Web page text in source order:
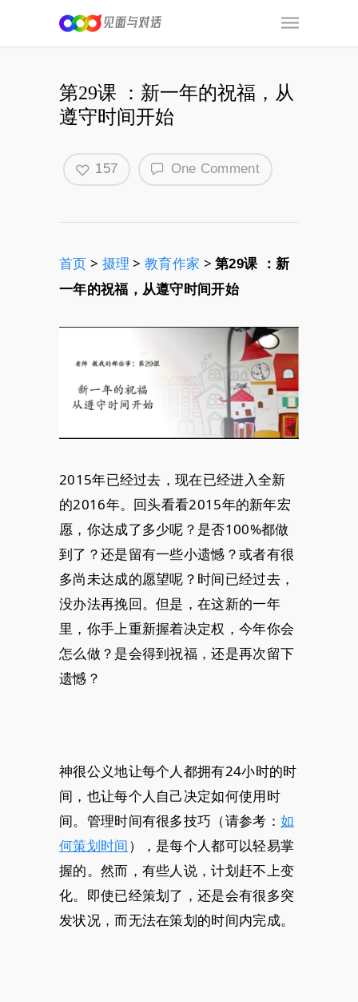
第29课 ：新一年的祝福，从
遵守时间开始
One Comment
157
首页 > 摄理 >教育作家 >第29课 ：新
一年的祝福，从遵守时间开始
2015年已经过去，现在已经进入全新
的2016年。回头看看2015年的新年宏
愿，你达成了多少呢？是否100%都做
到了？还是留有一些小遗憾？或者有很
多尚未达成的愿望呢？时间已经过去，
没办法再挽回。但是，在这新的一年
里，你手上重新握着决定权，今年你会
怎么做？是会得到祝福，还是再次留下
遗憾？
神很公义地让每个人都拥有24小时的时
间，也让每个人自己决定如何使用时
间。管理时间有很多技巧（请参考： 如
何策划时间），是每个人都可以轻易掌
握的。然而，有些人说，计划赶不上变
化。即使已经策划了，还是会有很多突
发状况，而无法在策划的时间内完成。